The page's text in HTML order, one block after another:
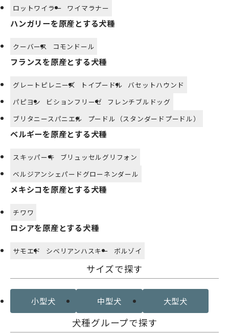
ロットワイラー
ワイマラナー
ハンガリーを原産とする犬種
クーバース コモンドール
フランスを原産とする犬種
グレートピレニーズ トイプードル
バセットハウンド
パピヨン
ビションフリーゼ
フレンチブルドッグ
ブリタニースパニエル
プードル（スタンダードプードル）
ベルギーを原産とする犬種
スキッパーキ
ブリュッセルグリフォン
ベルジアンシェパードグローネンダール
メキシコを原産とする犬種
チワワ
ロシアを原産とする犬種
サモエド シベリアンハスキー ボルゾイ
サイズで探す
小型犬 中型犬 大型犬
犬種グループで探す